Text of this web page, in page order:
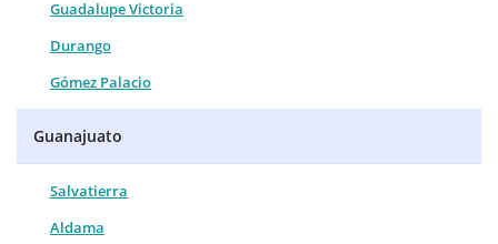
Guadalupe Victoria
Durango
Gómez Palacio
Guanajuato
Salvatierra
Aldama